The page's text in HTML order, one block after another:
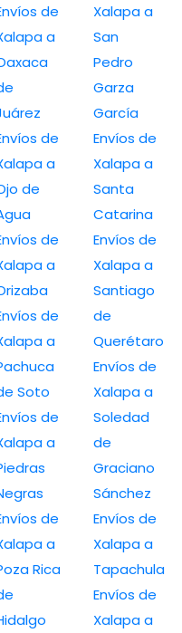
de
a
de
a
de
de
a
de
a
Soto
de
a
de
a
Rica
Xalapa a
San
Pedro
Garza
García
Envíos de
Xalapa a
Santa
Catarina
Envíos de
Xalapa a
Santiago
de
Querétaro
Envíos de
Xalapa a
Soledad
de
Graciano
Sánchez
Envíos de
Xalapa a
Tapachula
Envíos de
Xalapa a